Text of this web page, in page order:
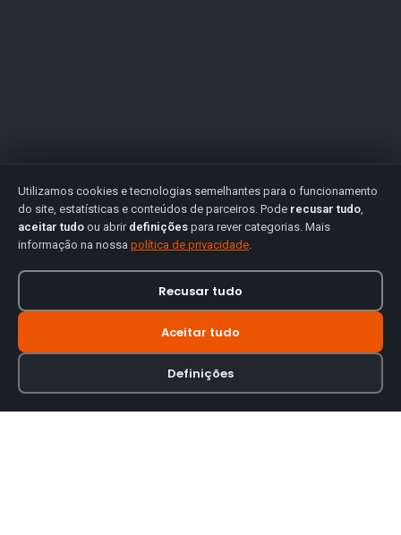
Utilizamos cookies e tecnologias semelhantes para o funcionamento
do site, estatísticas e conteúdos de parceiros. Pode recusar tudo,
aceitar tudo ou abrir definições para rever categorias. Mais
informação na nossa política de privacidade.
Recusar tudo
Aceitar tudo
Definições